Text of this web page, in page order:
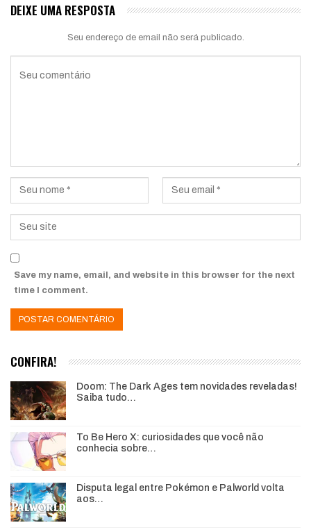
DEIXE UMA RESPOSTA
Seu endereço de email não será publicado.
Save my name, email, and website in this browser for the next
time I comment.
CONFIRA!
Doom: The Dark Ages tem novidades reveladas!
Saiba tudo…
To Be Hero X: curiosidades que você não
conhecia sobre…
Disputa legal entre Pokémon e Palworld volta
aos…